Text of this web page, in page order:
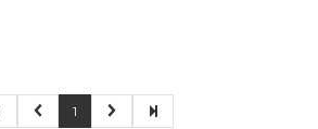
1